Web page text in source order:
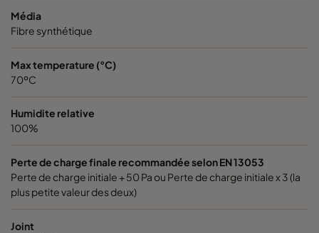
Média
Fibre synthétique
Max temperature (°C)
70ºC
Humidite relative
100%
Perte de charge finale recommandée selon EN 13053
Perte de charge initiale + 50 Pa ou Perte de charge initiale x 3 (la
plus petite valeur des deux)
Joint